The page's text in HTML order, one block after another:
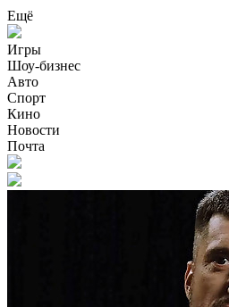
Ещё
Игры
Шоу-бизнес
Авто
Спорт
Кино
Новости
Почта